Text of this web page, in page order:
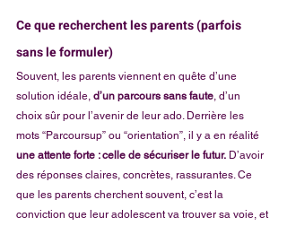
Ce que recherchent les parents (parfois
sans le formuler)
Souvent, les parents viennent en quête d’une
solution idéale, d’un parcours sans faute , d’un
choix sûr pour l’avenir de leur ado. Derrière les
mots “Parcoursup” ou “orientation”, il y a en réalité
une attente forte : celle de sécuriser le futur. D’avoir
des réponses claires, concrètes, rassurantes. Ce
que les parents cherchent souvent, c’est la
conviction que leur adolescent va trouver sa voie, et